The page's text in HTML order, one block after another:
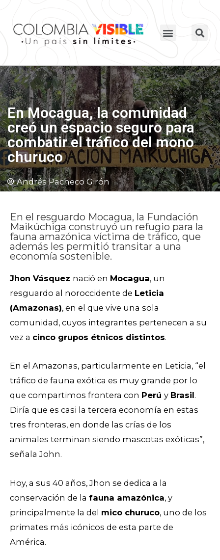
En Mocagua, la comunidad
creó un espacio seguro para
combatir el tráfico del mono
churuco
Andrés Pacheco Girón
En el resguardo Mocagua, la Fundación
Maikúchiga construyó un refugio para la
fauna amazónica víctima de tráfico, que
además les permitió transitar a una
economía sostenible.
Jhon Vásquez nació en Mocagua, un
resguardo al noroccidente de Leticia
(Amazonas), en el que vive una sola
comunidad, cuyos integrantes pertenecen a su
vez a cinco grupos étnicos distintos.
En el Amazonas, particularmente en Leticia, “el
tráfico de fauna exótica es muy grande por lo
que compartimos frontera con Perú y Brasil.
Diría que es casi la tercera economía en estas
tres fronteras, en donde las crías de los
animales terminan siendo mascotas exóticas”,
señala John.
Hoy, a sus 40 años, Jhon se dedica a la
conservación de la fauna amazónica, y
principalmente la del mico churuco, uno de los
primates más icónicos de esta parte de
América.